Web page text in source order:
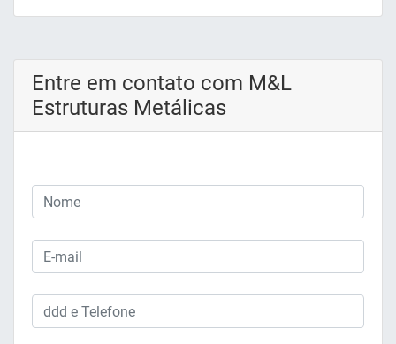
Entre em contato com M&L
Estruturas Metálicas